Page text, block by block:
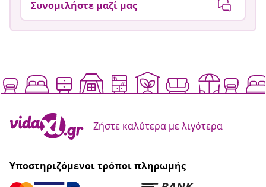
Συνομιλήστε μαζί μας
Ζήστε καλύτερα με λιγότερα
Υποστηριζόμενοι τρόποι πληρωμής